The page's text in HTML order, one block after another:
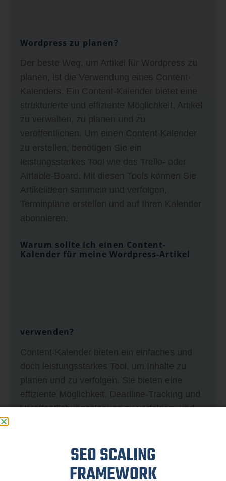
Wordpress zu planen?
Der beste Weg, um Artikel für Wordpress zu
planen, ist die Verwendung eines Content-
Kalenders. Ein Content-Kalender bietet eine
strukturierte und effiziente Möglichkeit, Artikel
zu verwalten, zu planen und zu
veröffentlichen. Um einen Content-Kalender
zu erstellen, benötigen Sie ein
leistungsstarkes Tool wie das Trello- oder
Airtable-Board. Mit diesen Tools können Sie
Artikelideen sammeln und verfolgen,
Terminpläne erstellen und auf Ihren Kalender
abonnieren.
Warum sollte ich einen Content-
Kalender für meine Wordpress-Artikel
verwenden?
Content-Kalender bieten ein einfaches und
doch leistungsstarkes Tool, um Inhalte zu
planen und zu verfolgen. Sie bieten eine
effiziente Möglichkeit, Deadline-Tracking und
Veröffentlichungsplanung zu verfolgen, und
veröffentlicht werden. Außerdem kann ein
Content-Kalender für die Organisation und
Kollaboration mehrerer Teammitglieder
SEO SCALING
FRAMEWORK